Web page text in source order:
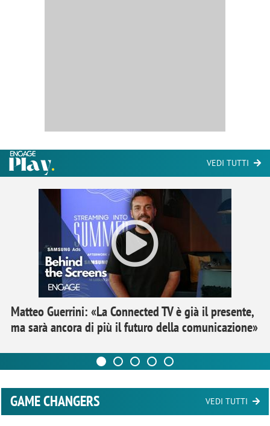
VEDI TUTTI
Matteo Guerrini: «La Connected TV è già il presente,
ma sarà ancora di più il futuro della comunicazione»
GAME CHANGERS VEDI TUTTI